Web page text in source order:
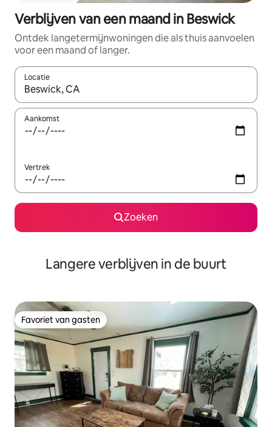
Verblijven van een maand in Beswick
Ontdek langetermijnwoningen die als thuis aanvoelen
voor een maand of langer.
Locatie
Wanneer er resultaten beschikbaar zijn, maak je een keuze
Aankomst
Vertrek
Zoeken
Langere verblijven in de buurt
Favoriet van gasten
Favoriet van gasten